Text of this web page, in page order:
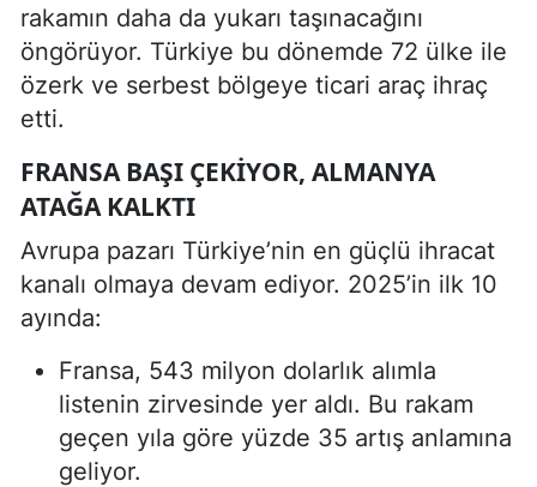
rakamın daha da yukarı taşınacağını
öngörüyor. Türkiye bu dönemde 72 ülke ile
özerk ve serbest bölgeye ticari araç ihraç
etti.
FRANSA BAŞI ÇEKIYOR, ALMANYA
ATAĞA KALKTI
Avrupa pazarı Türkiye’nin en güçlü ihracat
kanalı olmaya devam ediyor. 2025’in ilk 10
ayında:
Fransa, 543 milyon dolarlık alımla
listenin zirvesinde yer aldı. Bu rakam
geçen yıla göre yüzde 35 artış anlamına
geliyor.